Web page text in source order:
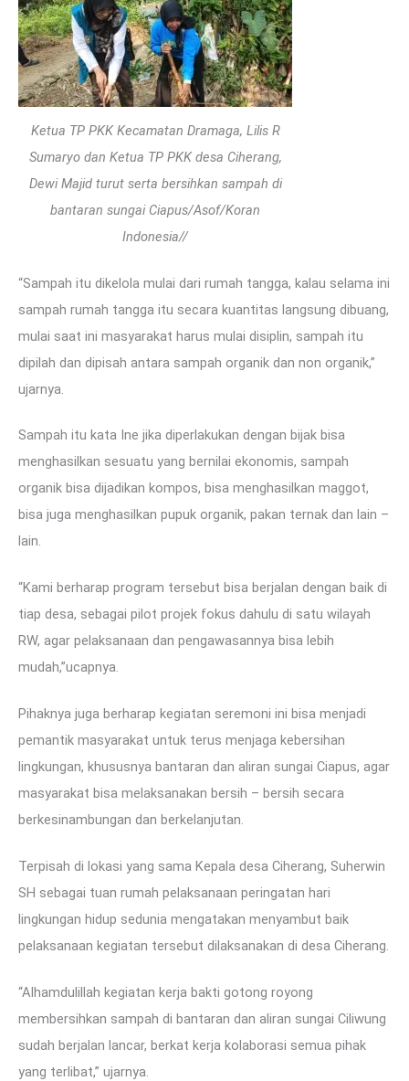
Ketua TP PKK Kecamatan Dramaga, Lilis R
Sumaryo dan Ketua TP PKK desa Ciherang,
Dewi Majid turut serta bersihkan sampah di
bantaran sungai Ciapus/Asof/Koran
Indonesia//
“Sampah itu dikelola mulai dari rumah tangga, kalau selama ini
sampah rumah tangga itu secara kuantitas langsung dibuang,
mulai saat ini masyarakat harus mulai disiplin, sampah itu
dipilah dan dipisah antara sampah organik dan non organik,”
ujarnya.
Sampah itu kata Ine jika diperlakukan dengan bijak bisa
menghasilkan sesuatu yang bernilai ekonomis, sampah
organik bisa dijadikan kompos, bisa menghasilkan maggot,
bisa juga menghasilkan pupuk organik, pakan ternak dan lain –
lain.
“Kami berharap program tersebut bisa berjalan dengan baik di
tiap desa, sebagai pilot projek fokus dahulu di satu wilayah
RW, agar pelaksanaan dan pengawasannya bisa lebih
mudah,”ucapnya.
Pihaknya juga berharap kegiatan seremoni ini bisa menjadi
pemantik masyarakat untuk terus menjaga kebersihan
lingkungan, khususnya bantaran dan aliran sungai Ciapus, agar
masyarakat bisa melaksanakan bersih – bersih secara
berkesinambungan dan berkelanjutan.
Terpisah di lokasi yang sama Kepala desa Ciherang, Suherwin
SH sebagai tuan rumah pelaksanaan peringatan hari
lingkungan hidup sedunia mengatakan menyambut baik
pelaksanaan kegiatan tersebut dilaksanakan di desa Ciherang.
“Alhamdulillah kegiatan kerja bakti gotong royong
membersihkan sampah di bantaran dan aliran sungai Ciliwung
sudah berjalan lancar, berkat kerja kolaborasi semua pihak
yang terlibat,” ujarnya.